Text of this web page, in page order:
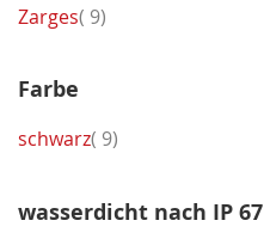
Zarges 9Artikel
Farbe
schwarz 9Artikel
wasserdicht nach IP 67